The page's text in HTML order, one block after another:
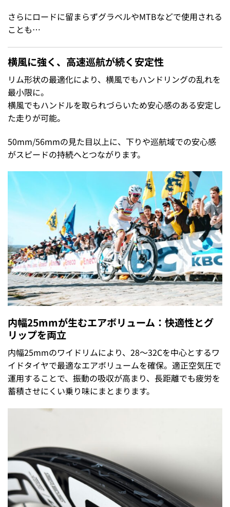
さらにロードに留まらずグラベルやMTBなどで使用される
ことも…
横風に強く、高速巡航が続く安定性
リム形状の最適化により、横風でもハンドリングの乱れを
最小限に。
横風でもハンドルを取られづらいため安心感のある安定し
た走りが可能。
50mm/56mmの見た目以上に、下りや巡航域での安心感
がスピードの持続へとつながります。
内幅25mmが生むエアボリューム：快適性とグ
リップを両立
内幅25mmのワイドリムにより、28〜32Cを中心とするワ
イドタイヤで最適なエアボリュームを確保。適正空気圧で
運用することで、振動の吸収が高まり、長距離でも疲労を
蓄積させにくい乗り味にまとまります。